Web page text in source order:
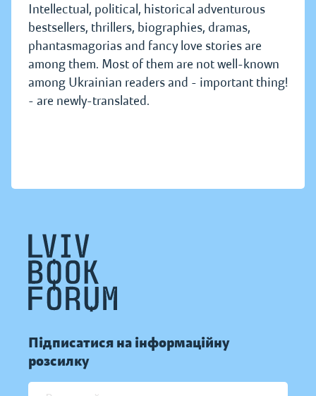
Intellectual, political, historical adventurous
bestsellers, thrillers, biographies, dramas,
phantasmagorias and fancy love stories are
among them. Most of them are not well-known
among Ukrainian readers and - important thing!
- are newly-translated.
Підписатися на інформаційну
розсилку